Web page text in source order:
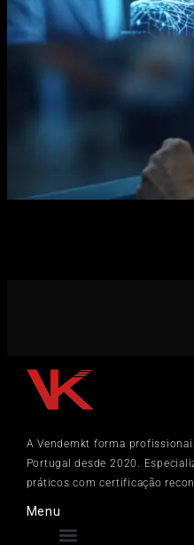
A Vendemkt forma
Portugal desde 2020.
práticos com certificação
Menu